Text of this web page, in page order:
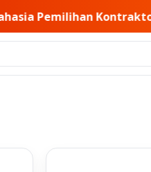
Baliknya • PT